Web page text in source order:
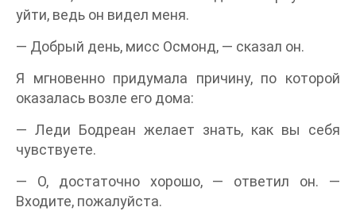
уйти, ведь он видел меня.
— Добрый день, мисс Осмонд, — сказал он.
Я мгновенно придумала причину, по которой
оказалась возле его дома:
— Леди Бодреан желает знать, как вы себя
чувствуете.
— О, достаточно хорошо, — ответил он. —
Входите, пожалуйста.